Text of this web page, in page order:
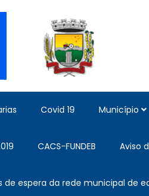
Covid 19 Município
CACS-FUNDEB Aviso
de espera da rede municipal de